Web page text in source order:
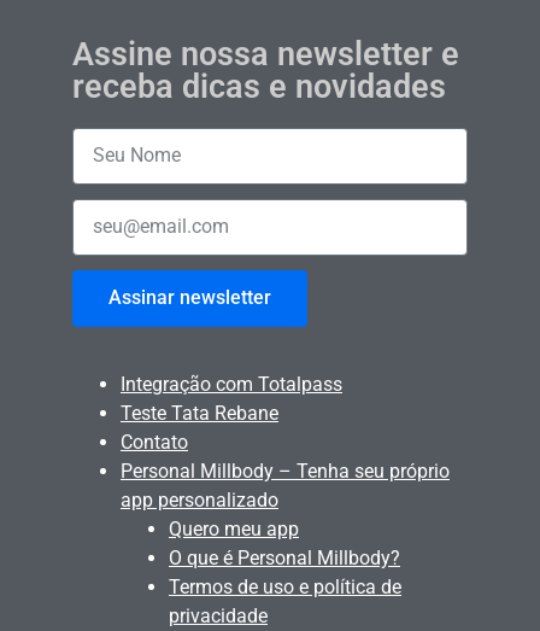
Assine nossa newsletter e
receba dicas e novidades
Assinar newsletter
Integração com Totalpass
Teste Tata Rebane
Contato
Personal Millbody – Tenha seu próprio
app personalizado
Quero meu app
O que é Personal Millbody?
Termos de uso e política de
privacidade